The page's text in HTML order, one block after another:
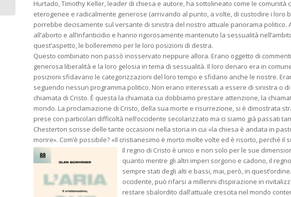
Hurtado, Timothy Keller, leader di chiesa e autore, ha sottolineato come le
eterogenee e radicalmente generose (arrivando al punto, a volte, di custodire i loro
porrebbe decisamente sul versante di sinistra del nostro attuale panorama
all’aborto e all’infanticidio e hanno rigorosamente mantenuto la sessualità
quest’aspetto, le bolleremmo per le loro posizioni di destra.
Questo combinato non passò inosservato neppure allora. Erano oggetto di
generosa liberalità e la loro gelosia in tema di sessualità. Il loro denaro era in
posizioni sfidavano le categorizzazioni del loro tempo e sfidano anche le nostre.
seguendo nessun programma politico. Non erano interessati a essere di sinistra o
chiamata di Cristo. È questa la chiamata cui dobbiamo prestare attenzione, la
mondo. La proclamazione di Cristo, della sua morte e risurrezione, si è dimostrata
prese con particolari difficoltà nell’occidente secolarizzato ma ci siamo già passati
Chesterton scrisse delle tante occasioni nella storia in cui «la chiesa è andata in
morire». Com’è possibile? «Il cristianesimo è morto molte volte ed è risorto, perché il
Il regno di Cristo è unico e non solo per le sue
quanto mentre gli altri imperi sorgono e cadono, il
sempre stati degli alti e bassi, mai, però, in
occidente, può rifarsi a millenni d’ispirazione in
restare sbalordito dall’attuale crescita nel mondo